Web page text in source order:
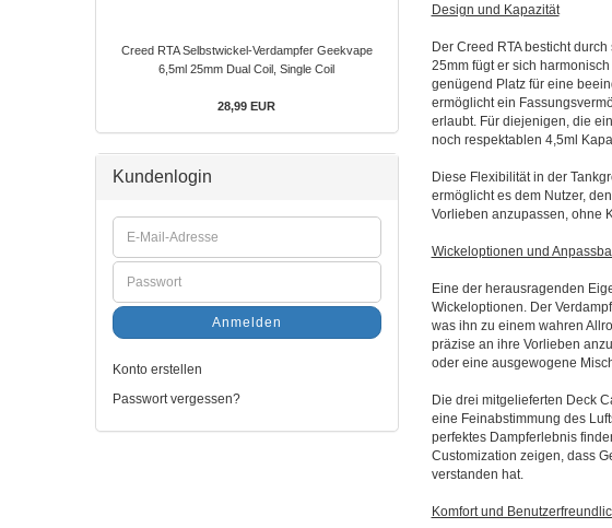
Design und Kapazität
Der Creed RTA besticht
25mm fügt er sich
genügend Platz für eine
ermöglicht ein
erlaubt. Für diejenigen, die
noch respektablen 4,5ml
Diese Flexibilität in der
ermöglicht es dem Nutzer,
Vorlieben anzupassen, ohne
Wickeloptionen und
Eine der herausragenden
Wickeloptionen. Der
was ihn zu einem wahren
präzise an ihre Vorlieben
oder eine ausgewogene
Die drei mitgelieferten Deck
eine Feinabstimmung des
perfektes Dampferlebnis
Customization zeigen, dass
verstanden hat.
Komfort und
Creed RTA Selbstwickel-Verdampfer Geekvape
6,5ml 25mm Dual Coil, Single Coil
28,99 EUR
Kundenlogin
Anmelden
Konto erstellen
Passwort vergessen?